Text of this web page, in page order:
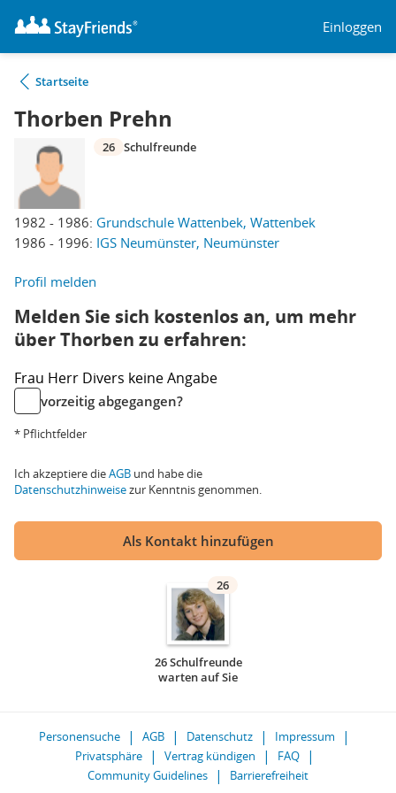
Einloggen
Startseite
Thorben Prehn
1982 - 1986: Grundschule Wattenbek, Wattenbek
1986 - 1996: IGS Neumünster, Neumünster
26 Schulfreunde
Profil melden
Melden Sie sich kostenlos an, um mehr
über Thorben zu erfahren:
Frau Herr Divers keine Angabe
vorzeitig abgegangen?
* Pflichtfelder
Ich akzeptiere dieAGB und habe die
Datenschutzhinweisezur Kenntnis genommen.
Als Kontakt hinzufügen
26
26 Schulfreunde
warten auf Sie
Personensuche AGB Datenschutz
Impressum
Privatsphäre
Vertrag kündigen
FAQ
Community Guidelines
Barrierefreiheit